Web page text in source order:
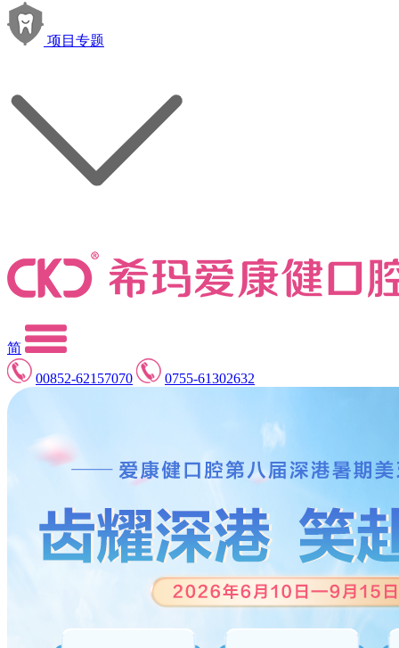
项目专题
简
00852-62157070
0755-61302632